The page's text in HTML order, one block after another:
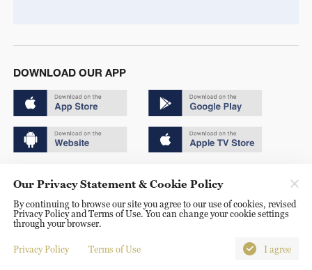
DOWNLOAD OUR APP
京ICP备20000184号
京公网安备 11010502050052号
Disinformation report hotline: 010-85061466
Our Privacy Statement & Cookie Policy
By continuing to browse our site you agree to our use of cookies, revised
Privacy Policy and Terms of Use. You can change your cookie settings
through your browser.
Privacy Policy Terms of Use I agree